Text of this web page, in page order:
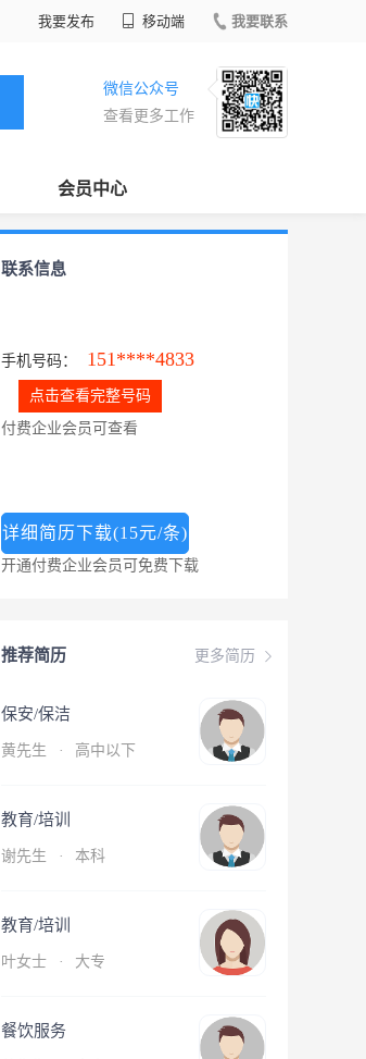
我要发布 移动端 我要联系
微信公众号
查看更多工作
会员中心
联系信息
手机号码： 151****4833
点击查看完整号码
付费企业会员可查看
详细简历下载(15元/条)
开通付费企业会员可免费下载
更多简历
推荐简历
保安/保洁
黄先生 · 高中以下
教育/培训
谢先生 · 本科
教育/培训
叶女士 · 大专
餐饮服务